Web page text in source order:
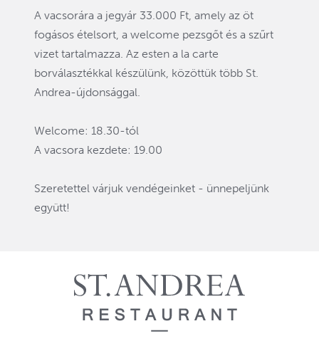
A vacsorára a jegyár 33.000 Ft, amely az öt
fogásos ételsort, a welcome pezsgőt és a szűrt
vizet tartalmazza. Az esten a la carte
borválasztékkal készülünk, közöttük több St.
Andrea-újdonsággal.
Welcome: 18.30-tól
A vacsora kezdete: 19.00
Szeretettel várjuk vendégeinket - ünnepeljünk
együtt!